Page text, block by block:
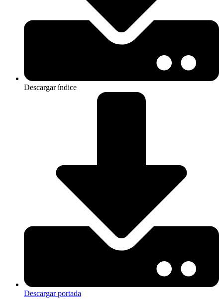
Descargar índice
Descargar portada